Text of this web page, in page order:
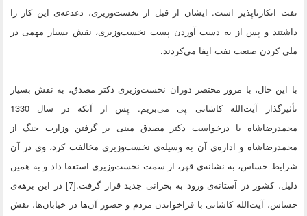
نفت انکارناپذیر است. ایشان از قبل از نخست‌وزیری، دغدغه‌ی این کار را
داشتند و پس از به دست آوردن پست نخست‌وزیری، نقش بسیار مهمی در
ملی کردن صنعت نفت ایفا می‌کردند.
با این حال، با مرور مختصر دوران نخست‌وزیری دکتر مصدق، به نقش بسیار
تأثیرگذار آیت‌الله کاشانی پی می‌بریم. پس از آنکه در سال 1330
محمدرضاشاه با درخواست دکتر مصدق مبنی بر گرفتن وزارت جنگ از
محمدرضاشاه و اداره‌ی آن به وسیله‌ی نخست‌وزیری مخالفت کرد، وی در آن
شرایط حساس، به نشانه‌ی قهر، از سمت نخست‌وزیری استعفا داد و به همین
دلیل، کشور در آستانه‌ی ورود به بحرانی جدید قرار گرفت.[7] در این برهه‌ی
حساس، آیت‌الله کاشانی با فراخواندن مردم و حضور آن‌ها در خیابان‌ها، نقش